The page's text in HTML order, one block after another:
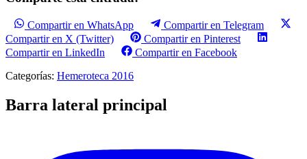
Compartir en WhatsApp
Compartir en Telegram
Compartir en X (Twitter)
Compartir en Pinterest
Compartir en LinkedIn
Compartir en Facebook
Categorías: Hemeroteca 2016
Barra lateral principal